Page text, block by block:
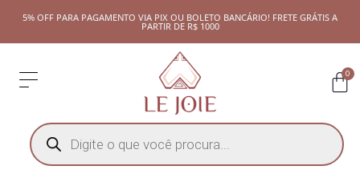
5% OFF PARA PAGAMENTO VIA PIX OU BOLETO BANCÁRIO! FRETE GRÁTIS A
PARTIR DE R$ 1000
0